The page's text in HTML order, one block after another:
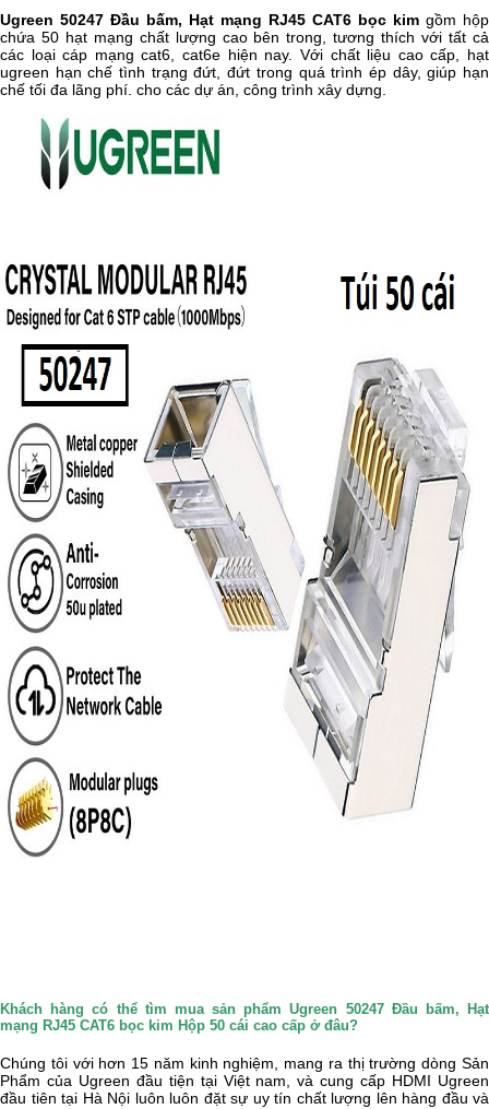
Ugreen 50247 Đầu bấm, Hạt mạng RJ45 CAT6 bọc kim gồm hộp
chứa 50 hạt mạng chất lượng cao bên trong, tương thích với tất cả
các loại cáp mạng cat6, cat6e hiện nay. Với chất liệu cao cấp, hạt
ugreen hạn chế tình trạng đứt, đứt trong quá trình ép dây, giúp hạn
chế tối đa lãng phí. cho các dự án, công trình xây dựng.
Khách hàng có thể tìm mua sản phẩm Ugreen 50247 Đầu bấm, Hạt
mạng RJ45 CAT6 bọc kim Hộp 50 cái cao cấp ở đâu?
Chúng tôi với hơn 15 năm kinh nghiệm, mang ra thị trường dòng Sản
Phẩm của Ugreen đầu tiện tại Việt nam, và cung cấp HDMI Ugreen
đầu tiên tại Hà Nội luôn luôn đặt sự uy tín chất lượng lên hàng đầu và